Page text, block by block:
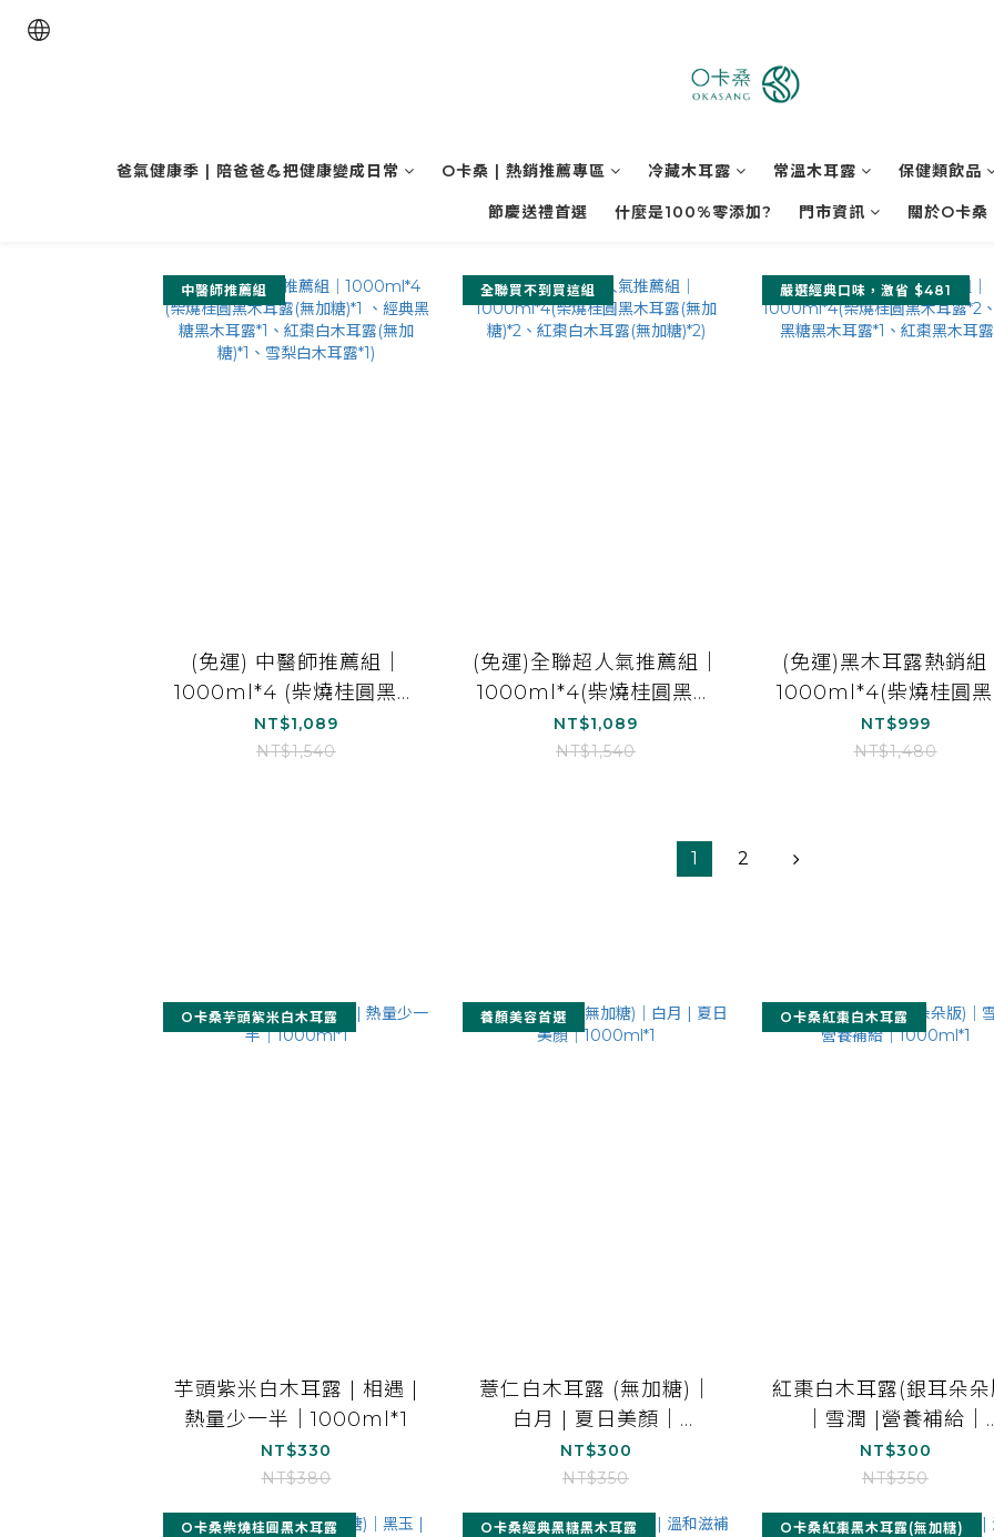
爸氣健康季 | 陪爸爸💪把健康變成日常 O卡桑 | 熱銷推薦專區 冷藏木耳露 常溫木耳露 保健類飲品
節慶送禮首選 什麼是100%零添加? 門市資訊 關於O卡桑
中醫師推薦組
(免運) 中醫師推薦組｜
1000ml*4 (柴燒桂圓黑木
耳露(無加糖)*1 、經典黑
糖黑木耳露*1、紅棗白木
NT$1,089
NT$1,540
全聯買不到買這組
(免運)全聯超人氣推薦組｜
1000ml*4(柴燒桂圓黑木
耳露(無加糖)*2、紅棗白木
耳露(無加糖)*2)
NT$1,089
NT$1,540
嚴選經典口味，激省 $481
(免運)黑木耳露熱銷組
1000ml*4(柴燒桂圓黑
耳露*2、經典黑糖黑木
露*1、紅棗黑木耳露*1)
NT$999
NT$1,480
1 2
O卡桑芋頭紫米白木耳露
芋頭紫米白木耳露 | 相遇 |
熱量少一半｜1000ml*1
NT$330
NT$380
養顏美容首選
薏仁白木耳露 (無加糖)｜
白月 | 夏日美顏｜
1000ml*1
NT$300
NT$350
O卡桑紅棗白木耳露
紅棗白木耳露(銀耳朵朵
｜雪潤 |營養補給｜
1000ml*1
NT$300
NT$350
O卡桑柴燒桂圓黑木耳露 O卡桑經典黑糖黑木耳露 O卡桑紅棗黑木耳露(無加糖)